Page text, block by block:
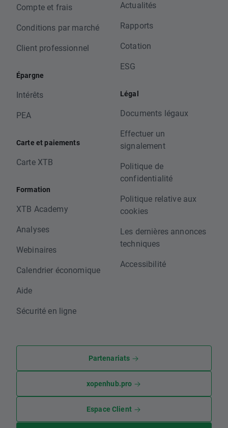
Compte et frais
Conditions par marché
Client professionnel
Épargne
Intérêts
PEA
Carte et paiements
Carte XTB
Formation
XTB Academy
Analyses
Webinaires
Calendrier économique
Aide
Sécurité en ligne
Actualités
Rapports
Cotation
ESG
Légal
Documents légaux
Effectuer un
signalement
Politique de
confidentialité
Politique relative aux
cookies
Les dernières annonces
techniques
Accessibilité
Partenariats
xopenhub.pro
Espace Client